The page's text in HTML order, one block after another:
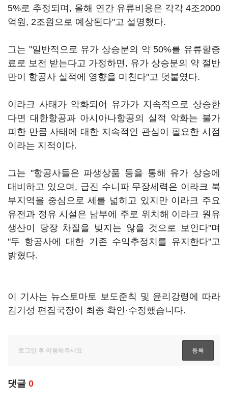
5%로 추정되며, 올해 연간 유류비용은 각각 4조2000
억원, 2조원으로 예상된다"고 설명했다.
그는 "일반적으로 유가 상승분의 약 50%를 유류할증
료로 보전 받는다고 가정하면, 유가 상승분의 약 절반
만이 항공사 실적에 영향을 미친다"고 덧붙였다.
이라크 사태가 악화되어 유가가 지속적으로 상승한
다면 대한항공과 아시아나항공의 실적 악화는 불가
피한 만큼 사태에 대한 지속적인 관심이 필요한 시점
이라는 지적이다.
그는 "항공사들은 파생상품 등을 통해 유가 상승에
대비하고 있으며, 급진 수니파 무장세력은 이라크 북
부지역을 중심으로 세를 넓히고 있지만 이라크 주요
유전과 정유 시설은 남부에 주로 위치해 이라크 원유
생산이 당장 차질을 빚지는 않을 것으로 보인다"며
"두 항공사에 대한 기존 수익추정치를 유지한다"고
밝혔다.
이 기사는 뉴스토마토 보도준칙 및 윤리강령에 따라
김기성 편집국장이 최종 확인·수정했습니다.
댓글 0